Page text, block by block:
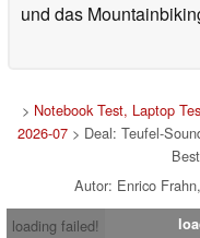
und das
> Notebook Test, Laptop
2026-07 > Deal: Teufel-
Autor: Enrico
loading failed!